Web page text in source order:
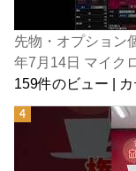
先物・オプション
年7月14日 マイク
159件のビュー |